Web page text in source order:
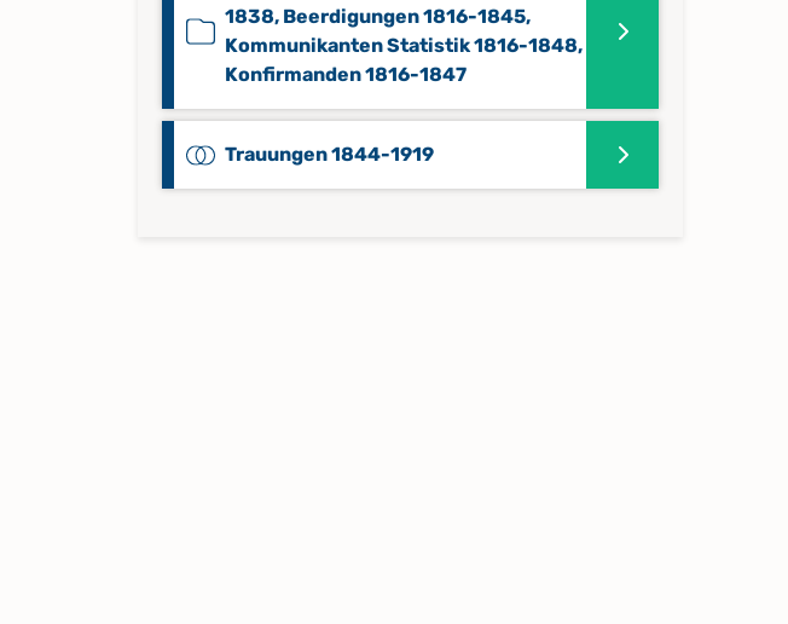
1838, Beerdigungen 1816-1845,
Kommunikanten Statistik 1816-1848,
Konfirmanden 1816-1847
Trauungen 1844-1919